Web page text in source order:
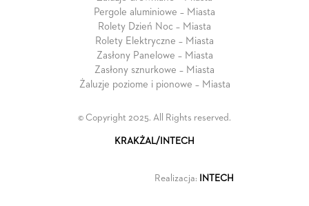
Pergole aluminiowe – Miasta
Rolety Dzień Noc – Miasta
Rolety Elektryczne – Miasta
Zasłony Panelowe – Miasta
Zasłony sznurkowe – Miasta
Żaluzje poziome i pionowe – Miasta
© Copyright 2025. All Rights reserved.
KRAKŻAL/INTECH
Realizacja: INTECH